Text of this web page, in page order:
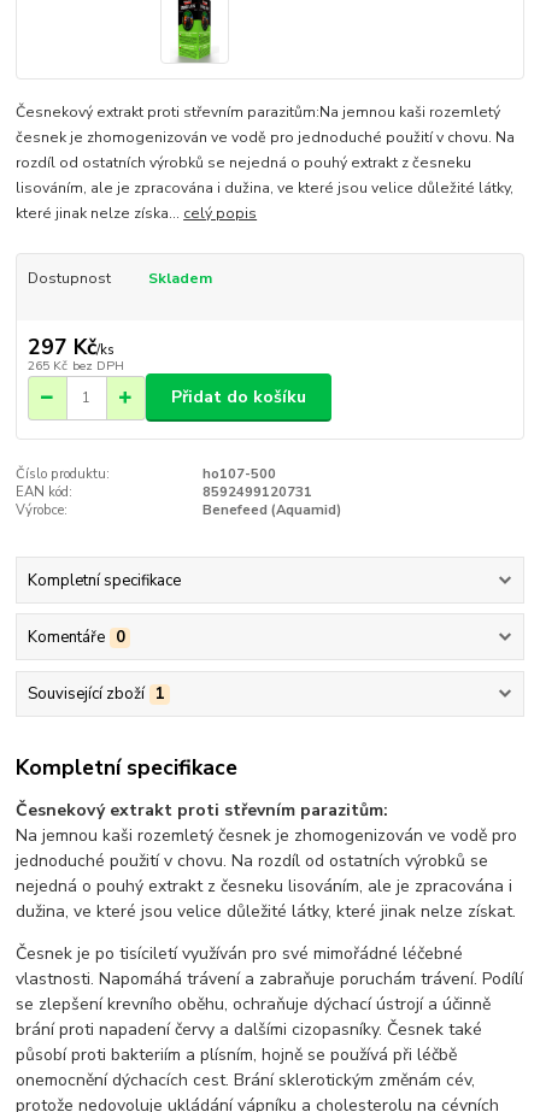
Česnekový extrakt proti střevním parazitům:Na jemnou kaši rozemletý
česnek je zhomogenizován ve vodě pro jednoduché použití v chovu. Na
rozdíl od ostatních výrobků se nejedná o pouhý extrakt z česneku
lisováním, ale je zpracována i dužina, ve které jsou velice důležité látky,
které jinak nelze získa... celý popis
Dostupnost Skladem
297 Kč/ks
265 Kč bez DPH
Přidat do košíku
Číslo produktu:
ho107-500
EAN kód:
8592499120731
Výrobce:
Benefeed (Aquamid)
Kompletní specifikace
Komentáře 0
Související zboží 1
Kompletní specifikace
Česnekový extrakt proti střevním parazitům:
Na jemnou kaši rozemletý česnek je zhomogenizován ve vodě pro
jednoduché použití v chovu. Na rozdíl od ostatních výrobků se
nejedná o pouhý extrakt z česneku lisováním, ale je zpracována i
dužina, ve které jsou velice důležité látky, které jinak nelze získat.
Česnek je po tisíciletí využíván pro své mimořádné léčebné
vlastnosti. Napomáhá trávení a zabraňuje poruchám trávení. Podílí
se zlepšení krevního oběhu, ochraňuje dýchací ústrojí a účinně
brání proti napadení červy a dalšími cizopasníky. Česnek také
působí proti bakteriím a plísním, hojně se používá při léčbě
onemocnění dýchacích cest. Brání sklerotickým změnám cév,
protože nedovoluje ukládání vápníku a cholesterolu na cévních